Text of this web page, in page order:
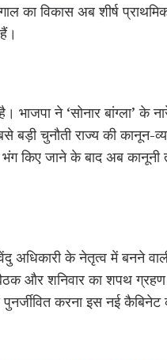
का विकास अब शीर्ष
भाजपा ने ‘सोनार बांग्ला’ के
चुनौती राज्य की कानून-
भंग किए जाने के बाद अब कानूनी
अधिकारी के नेतृत्व में बनने
और शनिवार का शपथ ग्रहण
करना इस नई कैबिनेट